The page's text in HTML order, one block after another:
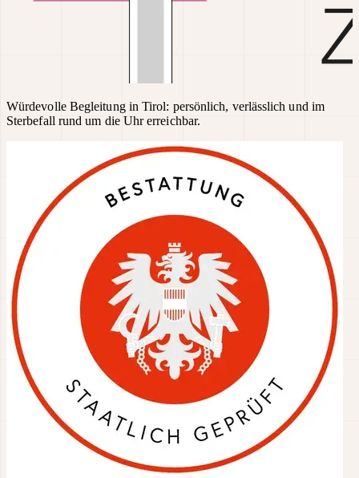
Würdevolle Begleitung in Tirol: persönlich, verlässlich und im
Sterbefall rund um die Uhr erreichbar.